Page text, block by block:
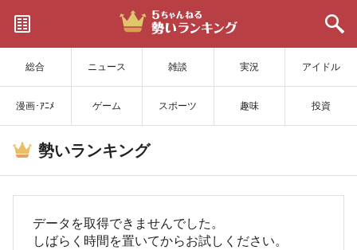
総合 ニュース 雑談 実況 アイドル
漫画･ｱﾆﾒ ゲーム スポーツ 趣味 投資
サイトを更新
勢いランキング
データを取得できませんでした。
しばらく時間を置いてからお試しください。